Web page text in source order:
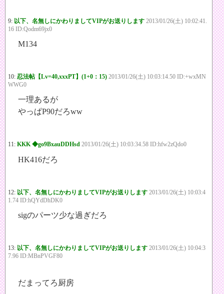
9: 以下、名無しにかわりましてVIPがお送りします 2013/01/26(土) 10:02:41.
16 ID:Qodm69jx0
M134
10: 忍法帖【Lv=40,xxxPT】(1+0：15) 2013/01/26(土) 10:03:14.50 ID:+wxMN
WWG0
一理あるが
やっぱP90だろww
11: KKK ◆go9BxauDDHsd 2013/01/26(土) 10:03:34.58 ID:hfw2zQdo0
HK416だろ
12: 以下、名無しにかわりましてVIPがお送りします 2013/01/26(土) 10:03:4
1.74 ID:hQYdDhDK0
sigのパーツ少な過ぎだろ
13: 以下、名無しにかわりましてVIPがお送りします 2013/01/26(土) 10:04:3
7.96 ID:MBnPVGF80
だまってろ厨房